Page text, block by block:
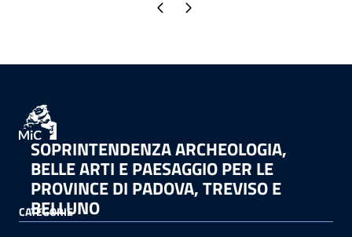
Pagina precedente
Pagina successiva
SOPRINTENDENZA ARCHEOLOGIA,
BELLE ARTI E PAESAGGIO PER LE
PROVINCE DI PADOVA, TREVISO E
BELLUNO
CATEGORIE